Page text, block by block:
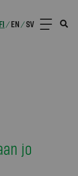
FI /EN /SV
jo